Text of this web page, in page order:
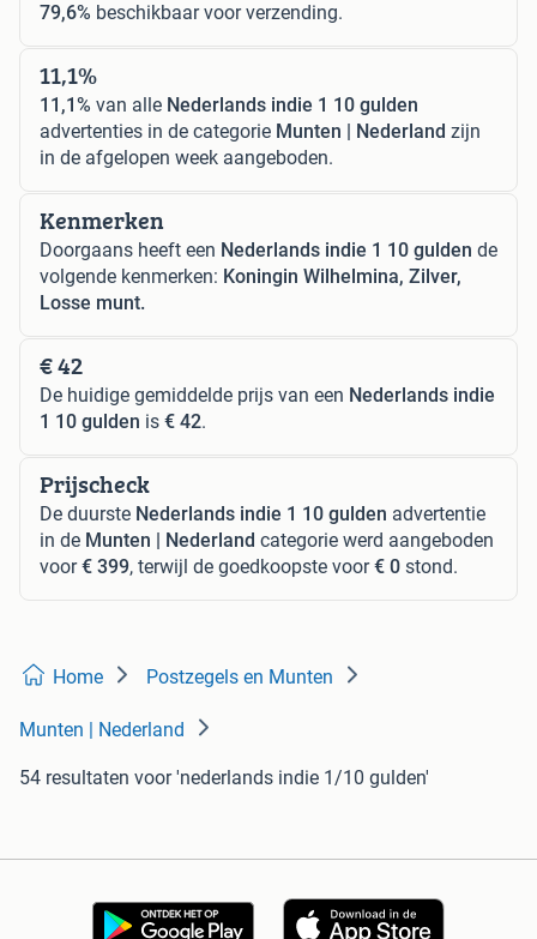
79,6% beschikbaar voor verzending.
11,1%
11,1% van alle Nederlands indie 1 10 gulden
advertenties in de categorie Munten | Nederland zijn
in de afgelopen week aangeboden.
Kenmerken
Doorgaans heeft een Nederlands indie 1 10 gulden de
volgende kenmerken: Koningin Wilhelmina, Zilver,
Losse munt.
€ 42
De huidige gemiddelde prijs van een Nederlands indie
1 10 gulden is € 42.
Prijscheck
De duurste Nederlands indie 1 10 gulden advertentie
in de Munten | Nederland categorie werd aangeboden
voor€ 399, terwijl de goedkoopste voor€ 0 stond.
Home Postzegels en Munten
Munten | Nederland
54 resultaten voor 'nederlands indie 1/10 gulden'